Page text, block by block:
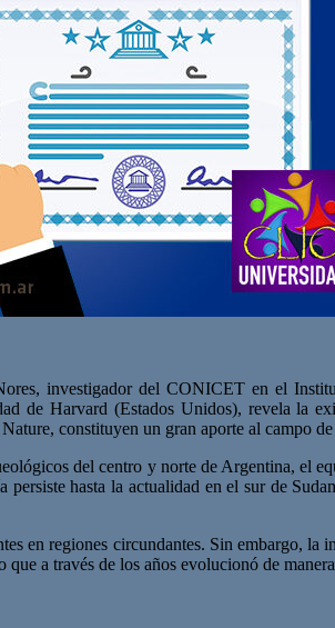
investigador del CONICET en el
de Harvard (Estados Unidos), revela la
constituyen un gran aporte al campo
del centro y norte de Argentina, el
hasta la actualidad en el sur de
en regiones circundantes. Sin embargo,
a través de los años evolucionó de